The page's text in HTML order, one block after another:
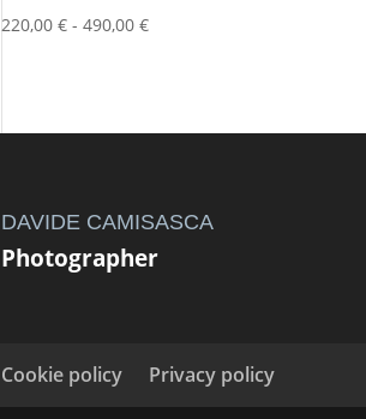
220,00€ - 490,00€Fascia
220,00 €
DAVIDE CAMISASCA
Photographer
Cookie policy Privacy policy